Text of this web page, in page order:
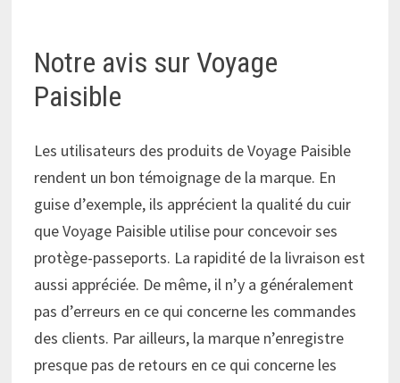
Notre avis sur Voyage
Paisible
Les utilisateurs des produits de Voyage Paisible
rendent un bon témoignage de la marque. En
guise d’exemple, ils apprécient la qualité du cuir
que Voyage Paisible utilise pour concevoir ses
protège-passeports. La rapidité de la livraison est
aussi appréciée. De même, il n’y a généralement
pas d’erreurs en ce qui concerne les commandes
des clients. Par ailleurs, la marque n’enregistre
presque pas de retours en ce qui concerne les